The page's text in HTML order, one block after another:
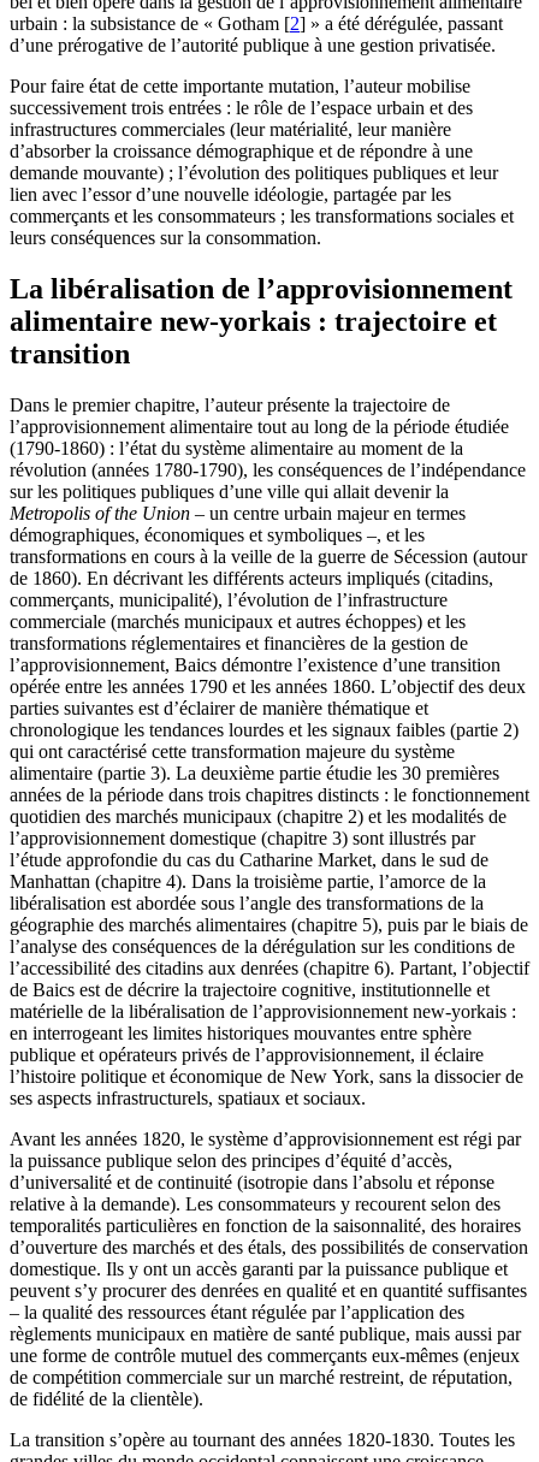
urbain : la subsistance de « Gotham [2] » a été dérégulée, passant
d’une prérogative de l’autorité publique à une gestion privatisée.
Pour faire état de cette importante mutation, l’auteur mobilise
successivement trois entrées : le rôle de l’espace urbain et des
infrastructures commerciales (leur matérialité, leur manière
d’absorber la croissance démographique et de répondre à une
demande mouvante) ; l’évolution des politiques publiques et leur
lien avec l’essor d’une nouvelle idéologie, partagée par les
commerçants et les consommateurs ; les transformations sociales et
leurs conséquences sur la consommation.
La libéralisation de l’approvisionnement
alimentaire new-yorkais : trajectoire et
transition
Dans le premier chapitre, l’auteur présente la trajectoire de
l’approvisionnement alimentaire tout au long de la période étudiée
(1790‑1860) : l’état du système alimentaire au moment de la
révolution (années 1780‑1790), les conséquences de l’indépendance
sur les politiques publiques d’une ville qui allait devenir la
Metropolis of the Union – un centre urbain majeur en termes
démographiques, économiques et symboliques –, et les
transformations en cours à la veille de la guerre de Sécession (autour
de 1860). En décrivant les différents acteurs impliqués (citadins,
commerçants, municipalité), l’évolution de l’infrastructure
commerciale (marchés municipaux et autres échoppes) et les
transformations réglementaires et financières de la gestion de
l’approvisionnement, Baics démontre l’existence d’une transition
opérée entre les années 1790 et les années 1860. L’objectif des deux
parties suivantes est d’éclairer de manière thématique et
chronologique les tendances lourdes et les signaux faibles (partie 2)
qui ont caractérisé cette transformation majeure du système
alimentaire (partie 3). La deuxième partie étudie les 30 premières
années de la période dans trois chapitres distincts : le fonctionnement
quotidien des marchés municipaux (chapitre 2) et les modalités de
l’approvisionnement domestique (chapitre 3) sont illustrés par
l’étude approfondie du cas du Catharine Market, dans le sud de
Manhattan (chapitre 4). Dans la troisième partie, l’amorce de la
libéralisation est abordée sous l’angle des transformations de la
géographie des marchés alimentaires (chapitre 5), puis par le biais de
l’analyse des conséquences de la dérégulation sur les conditions de
l’accessibilité des citadins aux denrées (chapitre 6). Partant, l’objectif
de Baics est de décrire la trajectoire cognitive, institutionnelle et
matérielle de la libéralisation de l’approvisionnement new-yorkais :
en interrogeant les limites historiques mouvantes entre sphère
publique et opérateurs privés de l’approvisionnement, il éclaire
l’histoire politique et économique de New York, sans la dissocier de
ses aspects infrastructurels, spatiaux et sociaux.
Avant les années 1820, le système d’approvisionnement est régi par
la puissance publique selon des principes d’équité d’accès,
d’universalité et de continuité (isotropie dans l’absolu et réponse
relative à la demande). Les consommateurs y recourent selon des
temporalités particulières en fonction de la saisonnalité, des horaires
d’ouverture des marchés et des étals, des possibilités de conservation
domestique. Ils y ont un accès garanti par la puissance publique et
peuvent s’y procurer des denrées en qualité et en quantité suffisantes
– la qualité des ressources étant régulée par l’application des
règlements municipaux en matière de santé publique, mais aussi par
une forme de contrôle mutuel des commerçants eux-mêmes (enjeux
de compétition commerciale sur un marché restreint, de réputation,
de fidélité de la clientèle).
La transition s’opère au tournant des années 1820-1830. Toutes les